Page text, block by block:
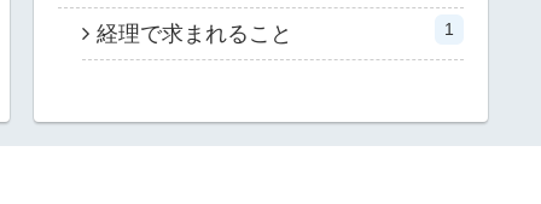
経理で求まれること 1